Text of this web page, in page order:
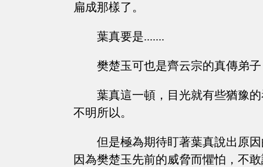
扁成那樣了。
葉真要是.......
樊楚玉可也是齊云宗的真傳弟
葉真這一頓，目光就有些猶豫
不明所以。
但是極為期待盯著葉真說出原
因為樊楚玉先前的威脅而懼怕，不